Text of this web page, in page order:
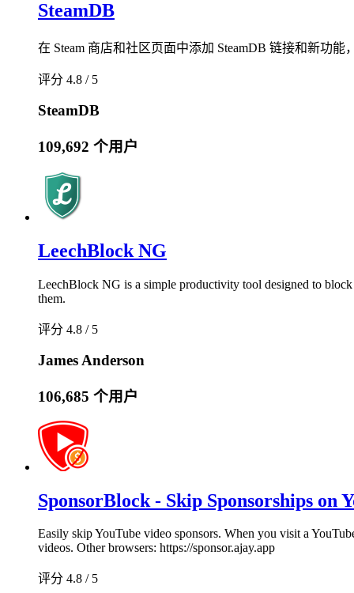
SteamDB
在 Steam 商店和社区页面中添加 SteamDB 链接和新功能
评分 4.8 / 5
SteamDB
109,692 个用户
LeechBlock NG
LeechBlock NG is a simple productivity tool designed to
them.
评分 4.8 / 5
James Anderson
106,685 个用户
SponsorBlock - Skip Sponsorships on
Easily skip YouTube video sponsors. When you visit a
videos. Other browsers: https://sponsor.ajay.app
评分 4.8 / 5